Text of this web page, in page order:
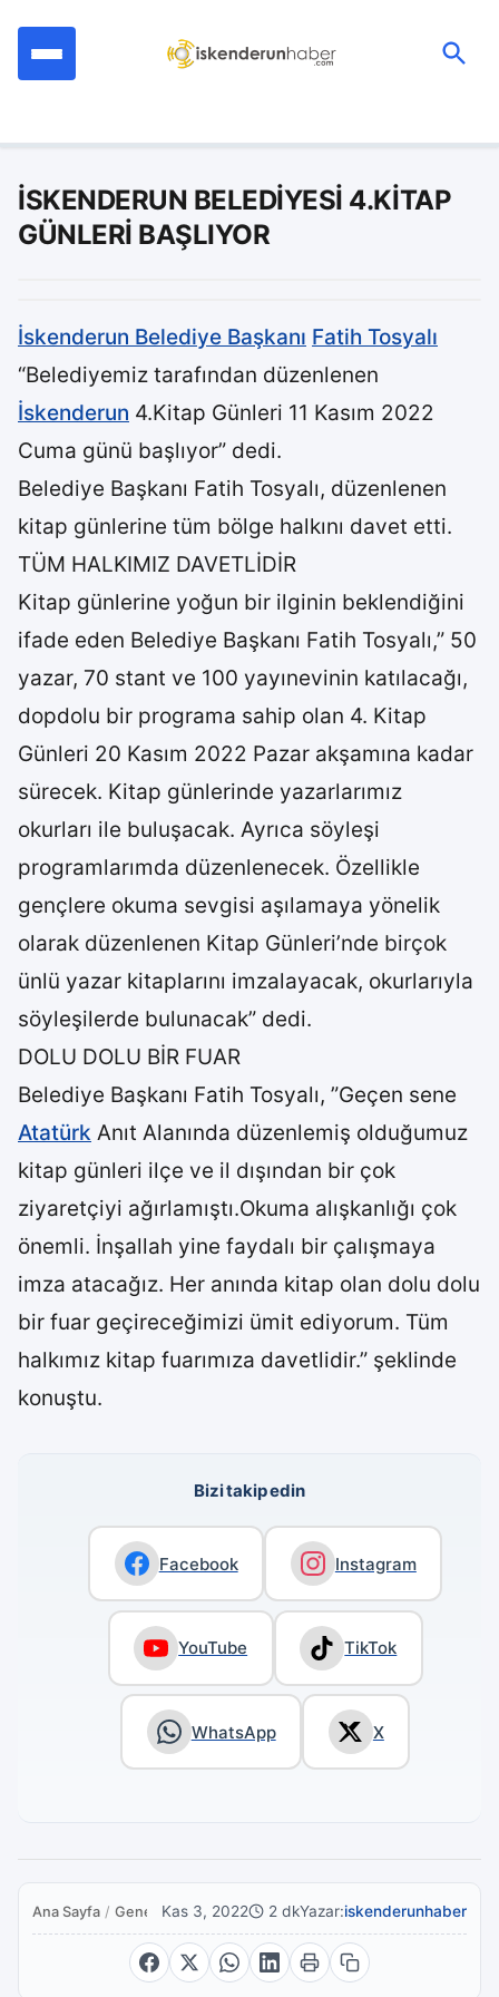
İSKENDERUN BELEDİYESİ 4.KİTAP
GÜNLERİ BAŞLIYOR
İskenderun Belediye Başkanı Fatih Tosyalı
“Belediyemiz tarafından düzenlenen
İskenderun 4.Kitap Günleri 11 Kasım 2022
Cuma günü başlıyor” dedi.
Belediye Başkanı Fatih Tosyalı, düzenlenen
kitap günlerine tüm bölge halkını davet etti.
TÜM HALKIMIZ DAVETLİDİR
Kitap günlerine yoğun bir ilginin beklendiğini
ifade eden Belediye Başkanı Fatih Tosyalı,” 50
yazar, 70 stant ve 100 yayınevinin katılacağı,
dopdolu bir programa sahip olan 4. Kitap
Günleri 20 Kasım 2022 Pazar akşamına kadar
sürecek. Kitap günlerinde yazarlarımız
okurları ile buluşacak. Ayrıca söyleşi
programlarımda düzenlenecek. Özellikle
gençlere okuma sevgisi aşılamaya yönelik
olarak düzenlenen Kitap Günleri’nde birçok
ünlü yazar kitaplarını imzalayacak, okurlarıyla
söyleşilerde bulunacak” dedi.
DOLU DOLU BİR FUAR
Belediye Başkanı Fatih Tosyalı, ”Geçen sene
Atatürk Anıt Alanında düzenlemiş olduğumuz
kitap günleri ilçe ve il dışından bir çok
ziyaretçiyi ağırlamıştı.Okuma alışkanlığı çok
önemli. İnşallah yine faydalı bir çalışmaya
imza atacağız. Her anında kitap olan dolu dolu
bir fuar geçireceğimizi ümit ediyorum. Tüm
halkımız kitap fuarımıza davetlidir.” şeklinde
konuştu.
Bizi takip edin
Facebook Instagram
YouTube TikTok
WhatsApp X
Ana Sayfa / Genel Kas 3, 2022 2 dkYazar:iskenderunhaber